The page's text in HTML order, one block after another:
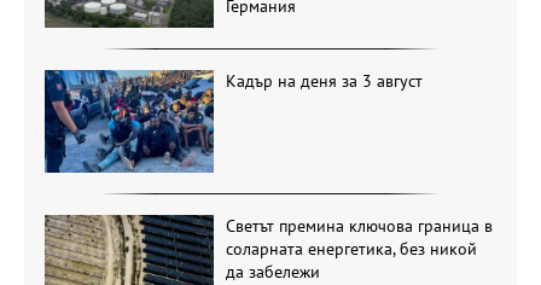
Германия
Кадър на деня за 3 август
Светът премина ключова граница в
соларната енергетика, без никой
да забележи